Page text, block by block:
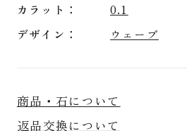
カラット
0.1
デザイン
ウェーブ
商品・石について
返品交換について